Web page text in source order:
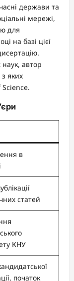
держави та
мережі,
для
на базі цієї
автор
яких
Science.
в
статей
КНУ
початок